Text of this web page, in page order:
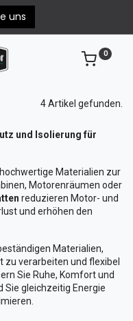
uns
0
4 Artikel gefunden.
und Isolierung für
Materialien zur
Motorenräumen oder
reduzieren Motor- und
und erhöhen den
Materialien,
zu verarbeiten und flexibel
Sie Ruhe, Komfort und
Sie gleichzeitig Energie